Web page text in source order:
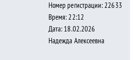
Номер регистрации: 22633
Время: 22:12
Дата: 18.02.2026
Надежда Алексеевна